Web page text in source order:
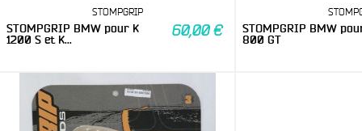
STOMPGRIP
STOMPGRIP BMW pour K
1200 S et K...
60,00 €
STOMPGRIP BMW
800 GT